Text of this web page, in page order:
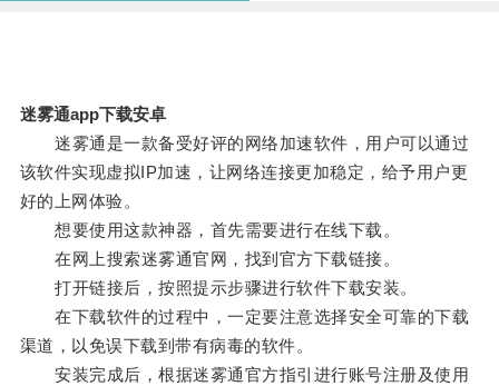
迷雾通app下载安卓
迷雾通是一款备受好评的网络加速软件，用户可以通过
该软件实现虚拟IP加速，让网络连接更加稳定，给予用户更
好的上网体验。
想要使用这款神器，首先需要进行在线下载。
在网上搜索迷雾通官网，找到官方下载链接。
打开链接后，按照提示步骤进行软件下载安装。
在下载软件的过程中，一定要注意选择安全可靠的下载
渠道，以免误下载到带有病毒的软件。
安装完成后，根据迷雾通官方指引进行账号注册及使用